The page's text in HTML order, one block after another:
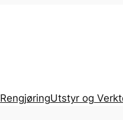
RengjøringUtstyr og